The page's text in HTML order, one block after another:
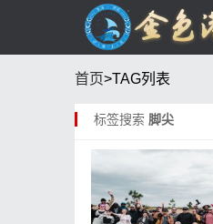
首页>TAG列表
标签搜索 脚尖